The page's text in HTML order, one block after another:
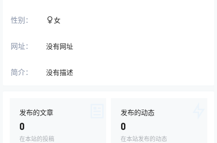
性别： 女
网址： 没有网址
简介： 没有描述
发布的文章
0
在本站的投稿
发布的动态
0
在本站发布的动态